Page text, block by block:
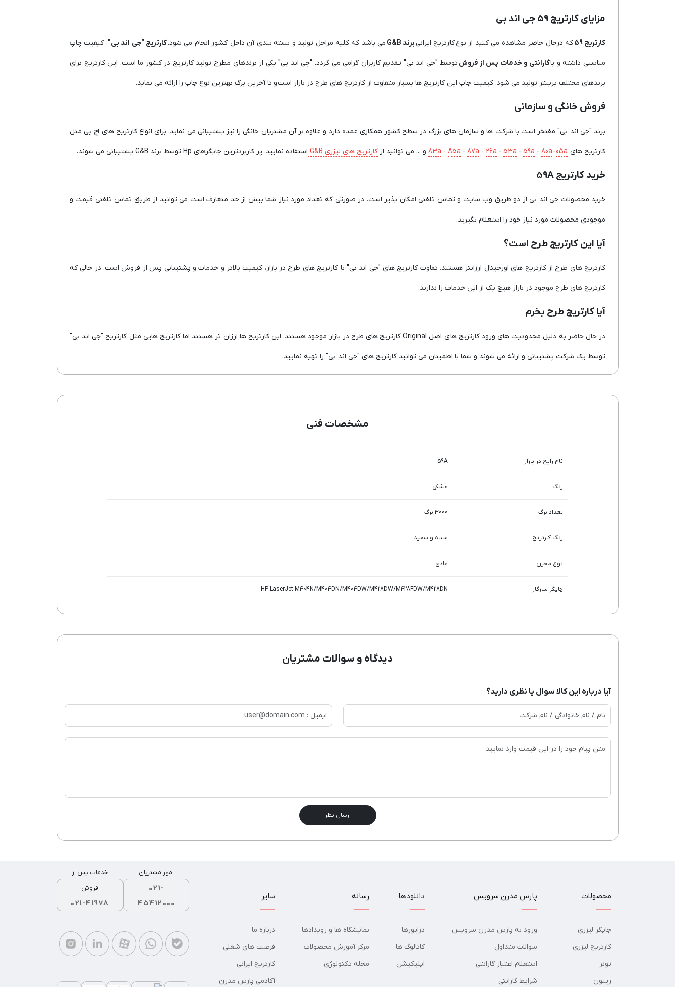
مزایای کارتریج 59 جی اند بی
کارتریج 59 که درحال حاضر مشاهده می کنید از نوع کارتریج ایرانیبرند G&B می باشد که کلیه مراحل تولید و بسته بندی آن داخل کشور انجام می شود.کارتریج "جی اند بی"، کیفیت چاپ
مناسبی داشته و باگارانتی و خدمات پس از فروش توسط "جی اند بی" تقدیم کاربران گرامی می گردد. "جی اند بی" یکی از برندهای مطرح تولید کارتریج در کشور ما است. این کارتریج برای
برندهای مختلف پرینتر تولید می شود. کیفیت چاپ این کارتریج ها بسیار متفاوت از کارتریج های طرح در بازار است و تا آخرین برگ بهترین نوع چاپ را ارائه می نماید.
فروش خانگی و سازمانی
برند "جی اند بی" مفتخر است با شرکت ها و سازمان های بزرگ در سطح کشور همکاری عمده دارد و علاوه بر آن مشتریان خانگی را نیز پشتیبانی می نماید. برای انواع کارتریج های اچ پی مثل
کارتریج های 83a - 85a - 87a - 26a - 53a - 59a - 80a-05a و ... می توانید از کارتریج های لیزری G&B استفاده نمایید. پر کاربردترین چاپگرهای Hp توسط برند G&B پشتیبانی می شوند.
خرید کارتریج 59A
خرید محصولات جی اند بی از دو طریق وب سایت و تماس تلفنی امکان پذیر است. در صورتی که تعداد مورد نیاز شما بیش از حد متعارف است می توانید از طریق تماس تلفنی قیمت و
موجودی محصولات مورد نیاز خود را استعلام بگیرید.
آیا این کارتریج طرح است؟
کارتریج های طرح از کارتریج های اورجینال ارزانتر هستند. تفاوت کارتریج های "جی اند بی" با کارتریج های طرح در بازار، کیفیت بالاتر و خدمات و پشتیبانی پس از فروش است. در حالی که
کارتریج های طرح موجود در بازار هیچ یک از این خدمات را ندارند.
آیا کارتریج طرح بخرم
در حال حاضر به دلیل محدودیت های ورود کارتریج های اصل Original کارتریج های طرح در بازار موجود هستند. این کارتریج ها ارزان تر هستند اما کارتریج هایی مثل کارتریج "جی اند بی"
توسط یک شرکت پشتیبانی و ارائه می شوند و شما با اطمینان می توانید کارتریج های "جی اند بی" را تهیه نمایید.
مشخصات فنی
نام رایج در بازار 59A
رنگ مشکی
تعداد برگ 3000 برگ
رنگ کارتریج سیاه و سفید
نوع مخزن عادی
چاپگر سازگار HP LaserJet M404N/M404DN/M404DW/M428DW/M428FDW/M428DN
دیدگاه و سوالات مشتریان
آیا درباره این کالا سوال یا نظری دارید؟
ارسال نظر
محصولات
چاپگر لیزری
کارتریج لیزری
تونر
ریبون
پارس مدرن سرویس
ورود به پارس مدرن سرویس
سوالات متداول
استعلام اعتبار گارانتی
شرایط گارانتی
دانلودها
درایورها
کاتالوگ ها
اپلیکیشن
رسانه
نمایشگاه ها و رویدادها
مرکز آموزش محصولات
مجله تکنولوژی
سایر
درباره ما
فرصت های شغلی
کارتریج ایرانی
آکادمی پارس مدرن
021-
45412000
امور مشتریان
021-41978
خدمات پس از
فروش